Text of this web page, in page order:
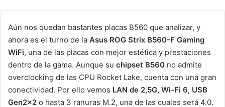
Aún nos quedan bastantes placas B560 que analizar, y
ahora es el turno de la Asus ROG Strix B560-F Gaming
WiFi, una de las placas con mejor estética y prestaciones
dentro de la gama. Aunque su chipset B560 no admite
overclocking de las CPU Rocket Lake, cuenta con una gran
conectividad. Por ello vemos LAN de 2,5G, Wi-Fi 6, USB
Gen2x2 o hasta 3 ranuras M.2, una de las cuales será 4.0.